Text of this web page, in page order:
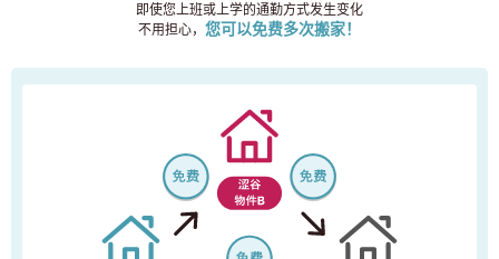
即使您上班或上学的通勤方式发生变化
不用担心， 您可以免费多次搬家！